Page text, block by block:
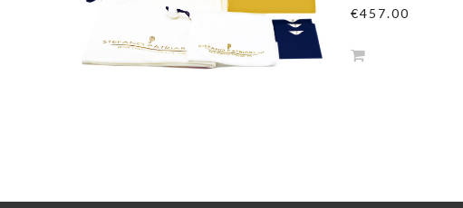
€457.00